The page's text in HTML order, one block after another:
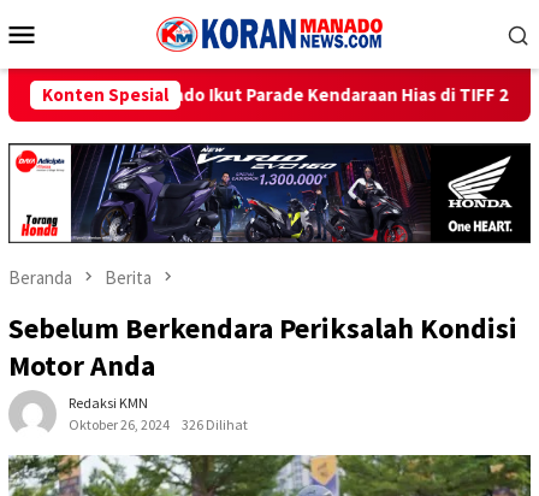
ke
Mobile
Konten Spesial
Parade Kendaraan Hias di TIFF 2026 Beri Promo
Beranda Berita
Sebelum Berkendara Periksalah Kondisi
Motor Anda
Redaksi KMN
Oktober 26, 2024
326 Dilihat